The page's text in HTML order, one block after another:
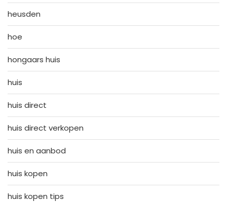
heusden
hoe
hongaars huis
huis
huis direct
huis direct verkopen
huis en aanbod
huis kopen
huis kopen tips